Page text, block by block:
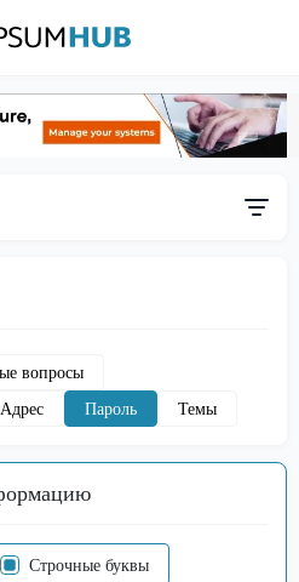
вопросы
Адрес Пароль Темы
Строчные буквы